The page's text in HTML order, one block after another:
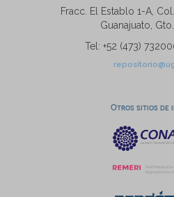
Fracc. El Establo 1-A,
Guanajuato,
Tel: +52 (473)
Otros sitios de